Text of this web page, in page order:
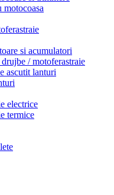
si acumulatori
/ motoferastraie
ascutit lanturi
electrice
termice